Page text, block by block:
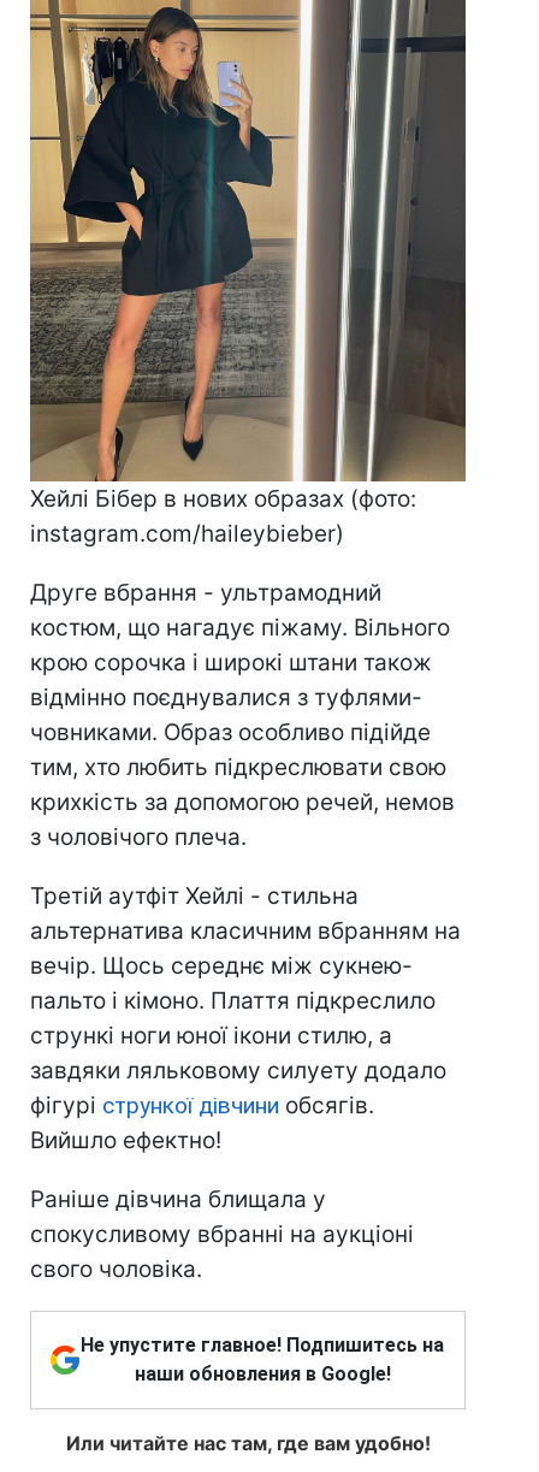
Хейлі Бібер в нових образах (фото:
instagram.com/haileybieber)
Друге вбрання - ультрамодний
костюм, що нагадує піжаму. Вільного
крою сорочка і широкі штани також
відмінно поєднувалися з туфлями-
човниками. Образ особливо підійде
тим, хто любить підкреслювати свою
крихкість за допомогою речей, немов
з чоловічого плеча.
Третій аутфіт Хейлі - стильна
альтернатива класичним вбранням на
вечір. Щось середнє між сукнею-
пальто і кімоно. Плаття підкреслило
стрункі ноги юної ікони стилю, а
завдяки ляльковому силуету додало
фігурі стрункої дівчини обсягів.
Вийшло ефектно!
Раніше дівчина блищала у
спокусливому вбранні на аукціоні
свого чоловіка.
Не упустите главное! Подпишитесь на
наши обновления в Google!
Или читайте нас там, где вам удобно!